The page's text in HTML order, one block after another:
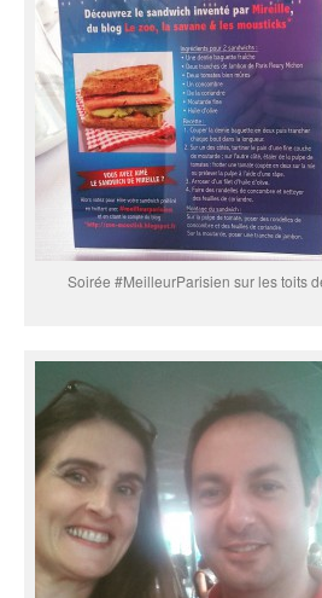
Soirée #MeilleurParisien sur les toits